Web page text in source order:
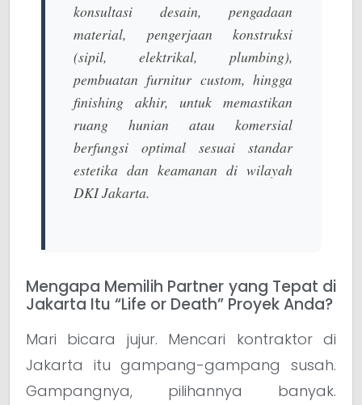
konsultasi desain, pengadaan
material, pengerjaan konstruksi
(sipil, elektrikal, plumbing),
pembuatan furnitur custom, hingga
finishing akhir, untuk memastikan
ruang hunian atau komersial
berfungsi optimal sesuai standar
estetika dan keamanan di wilayah
DKI Jakarta.
Mengapa Memilih Partner yang Tepat di
Jakarta Itu “Life or Death” Proyek Anda?
Mari bicara jujur. Mencari kontraktor di
Jakarta itu gampang-gampang susah.
Gampangnya, pilihannya banyak.